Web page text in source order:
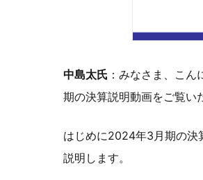
中島太氏 ：みなさま、こ
期の決算説明動画をご覧い
はじめに2024年3月期の決
説明します。